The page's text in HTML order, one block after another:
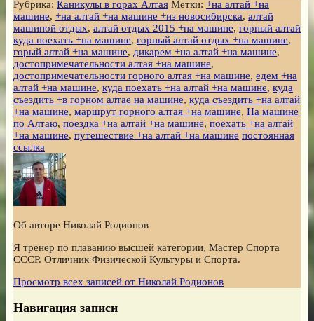
Рубрика: Каникулы в горах Алтая Метки: +на алтай +на
машине, +на алтай +на машине +из новосибирска, алтай
машиной отдых, алтай отдых 2015 +на машине, горный алтай
куда поехать +на машине, горный алтай отдых +на машине,
горый алтай +на машине, дикарем +на алтай +на машине,
достопримечательности алтая +на машине,
достопримечательности горного алтая +на машине, едем +на
алтай +на машине, куда поехать +на алтай +на машине, куда
съездить +в горном алтае на машине, куда съездить +на алтай
+на машине, маршрут горного алтая +на машине, На машине
по Алтаю, поездка +на алтай +на машине, поехать +на алтай
+на машине, путешествие +на алтай +на машине постоянная
ссылка
Об авторе Николай Родионов
Я тренер по плаванию высшей категории, Мастер Спорта
СССР. Отличник Физической Культуры и Спорта.
Просмотр всех записей от Николай Родионов
Навигация записи